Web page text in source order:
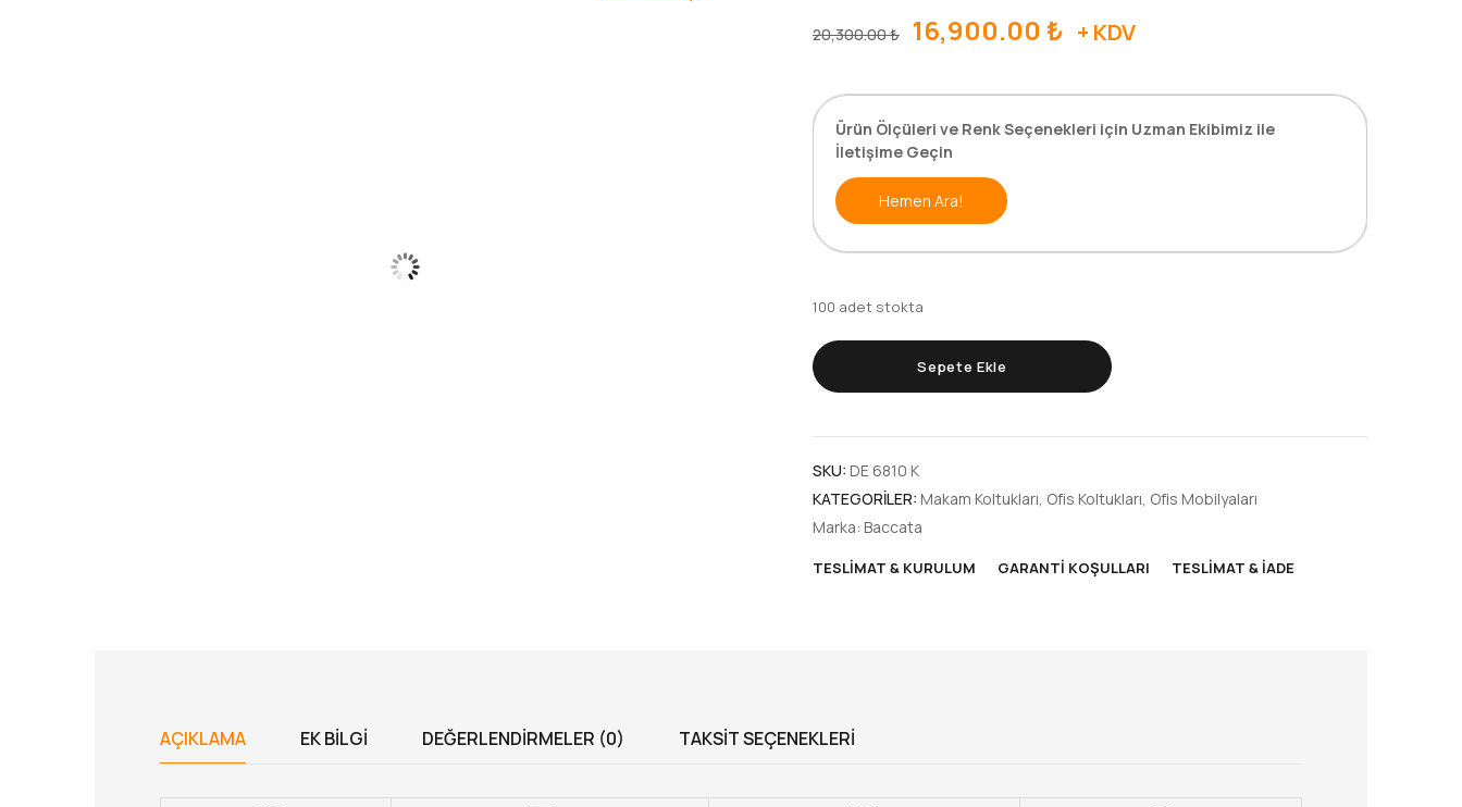
20,300.00₺ 16,900.00 ₺ + KDV
Ürün Ölçüleri ve Renk Seçenekleri için Uzman Ekibimiz ile
İletişime Geçin
Hemen Ara!
100 adet stokta
Sepete Ekle
SKU: DE 6810 K
KATEGORILER: Makam Koltukları Ofis Koltukları Ofis Mobilyaları
Marka: Baccata
TESLIMAT & KURULUM GARANTI KOŞULLARI TESLIMAT & İADE
AÇIKLAMA EK BILGI DEĞERLENDIRMELER (0) TAKSIT SEÇENEKLERI